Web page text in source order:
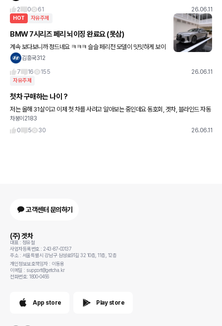
2
0 61 26.06.11
HOT 자유주제
BMW 7시리즈 페리 뇌이징 완료요 (못삼)
계속 보다보니까 정드네요 ㅋㅋㅋ 슬슬 페리전 모델이 밋밋하게 보이
기 시작함;김흥국312
7
16 155 26.06.11
자유주제
첫차 구매하는 나이 ?
저는 올해 31살이고 이제 첫 차를 사려고 알아보는 중인데요 동호회, 겟차, 블라인드 자동
차, 차갤 가입해서 여기저기 눈팅중인데 생각보다 20대 초반분들도 차를 많이 구입하는
인증 글이 올라와
차붕이2183
0
5 30 26.06.11
고객센터 문의하기
(주) 겟차
대표 : 정유철
사업자등록번호 : 243-87-00137
주소 : 서울특별시 강남구 삼성로91길 32 10층, 11층, 12층
개인정보보호책임자 : 이동용
이메일 : support@getcha.kr
전화번호: 1800-0456
App store Play store